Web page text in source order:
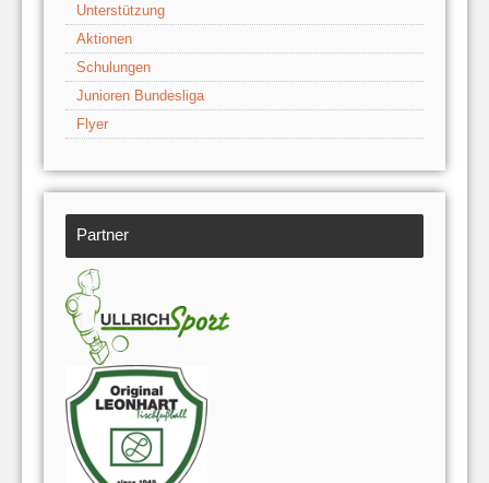
Unterstützung
Aktionen
Schulungen
Junioren Bundesliga
Flyer
Partner